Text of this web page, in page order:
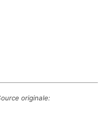
originale: